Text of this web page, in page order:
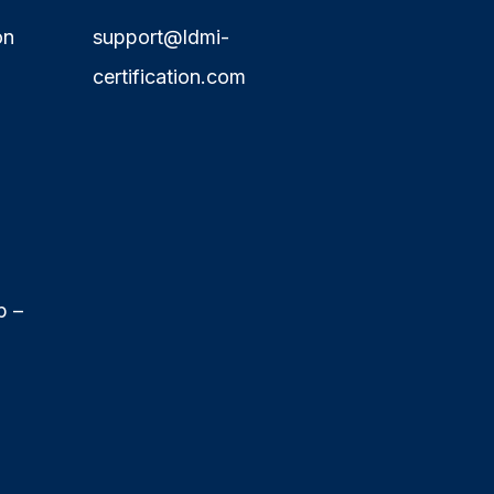
–
support@ldmi-
certification.com